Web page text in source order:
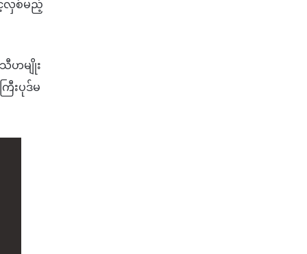
င့်လှစ်မည့်
သီဟမျိုး
းပုဒ်မ